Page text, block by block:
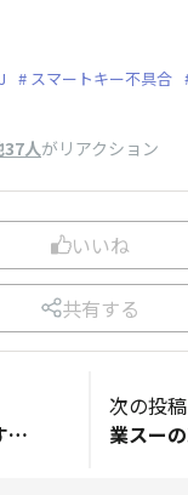
スマートキー不具合
37人がリアクション
いいね
共有する
…
次の投稿